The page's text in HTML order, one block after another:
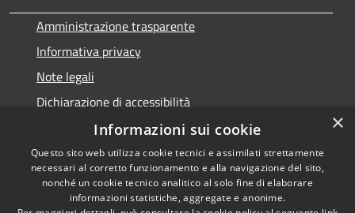
Amministrazione trasparente
Informativa privacy
Note legali
Dichiarazione di accessibilità
Accessibilità
Copyright © 2026 • Comune di
Terralba • Powered by
×
Informazioni sui cookie
Questo sito web utilizza cookie tecnici e assimilati strettamente
necessari al corretto funzionamento e alla navigazione del sito,
nonché un cookie tecnico analitico al solo fine di elaborare
informazioni statistiche, aggregate e anonime.